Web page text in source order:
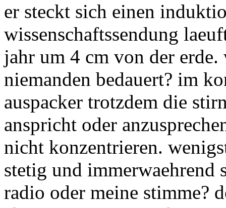
er steckt sich einen
wissenschaftssendung
jahr um 4 cm von der
niemanden bedauert? im
auspacker trotzdem die
anspricht oder
nicht konzentrieren.
stetig und immerwaehrend
radio oder meine stimme?